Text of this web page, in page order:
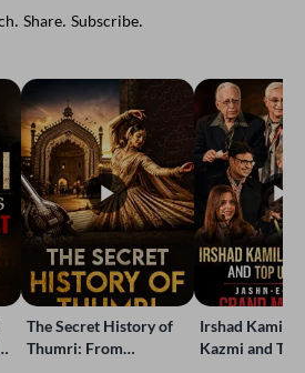
Share. Subscribe.
The Secret History of
Thumri: From
Irshad Kamil,
Kazmi and